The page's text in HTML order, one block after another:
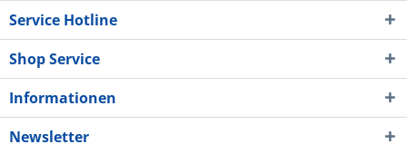
Service Hotline
Shop Service
Informationen
Newsletter